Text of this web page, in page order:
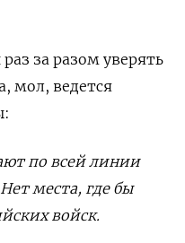
за разом уверять
мол, ведется
по всей линии
места, где бы
войск.